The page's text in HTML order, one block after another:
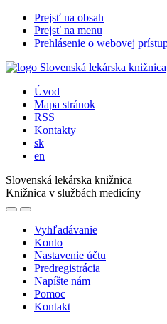
Prejsť na obsah
Prejsť na menu
Prehlásenie o webovej
Úvod
Mapa stránok
RSS
Kontakty
sk
en
Slovenská lekárska knižnica
Knižnica v službách medicíny
Vyhľadávanie
Konto
Nastavenie účtu
Predregistrácia
Napíšte nám
Pomoc
Kontakt